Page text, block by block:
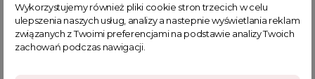
białe spodnie zwiewne spodnie
szerokie spodnie
spodnie wide
spodnie z szeroką gumką
spodnie na lato
letnie spodnie
cienkie spodnie
Wykorzystujemy również pliki cookie stron trzecich w celu
ulepszenia naszych usług, analizy a nastepnie wyświetlania reklam
związanych z Twoimi preferencjami na podstawie analizy Twoich
zachowań podczas nawigacji.